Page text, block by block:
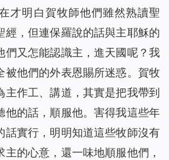
才明白賀牧師他們雖然熟讀聖
經，但連保羅說的話與主耶穌的
們又怎能認識主，進天國呢？我
被他們的外表恩賜所迷惑。賀牧
主作工、講道，其實是把我帶到
他的話，順服他。害得我這些年
話實行，明明知道這些牧師沒有
的心意，還一味地順服他們，